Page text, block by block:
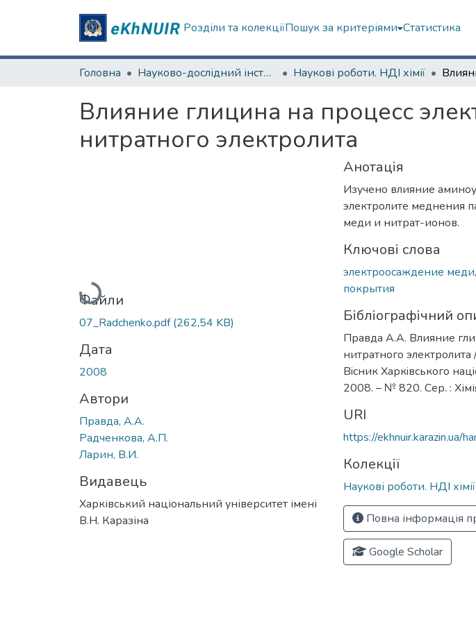
Розділи та колекціїПошук за критеріями Статистика
Головна Науково-дослідний інститут хімії Наукові роботи. НДІ хімії
Влияние глицина на процесс
нитратного электролита
Вантажиться...
Файли
07_Radchenko.pdf(262,54 KB)
Дата
2008
Автори
Правда, А.А.
Радченкова, А.П.
Ларин, В.И.
Видавець
Харківський національний університет імені
В.Н. Каразіна
Анотація
Изучено влияние
электролите меднения
меди и нитрат-ионов.
Ключові слова
электроосаждение меди,
покрытия
Бібліографічний
Правда А.А. Влияние
нитратного
Вiсник Харкiвського
2008. – № 820. Сер. :
URI
https://
Колекції
Наукові роботи. НДІ хімії
Повна інформація
Google Scholar